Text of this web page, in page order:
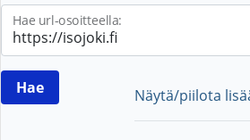
Hae url-osoitteella:
Näytä/piilota